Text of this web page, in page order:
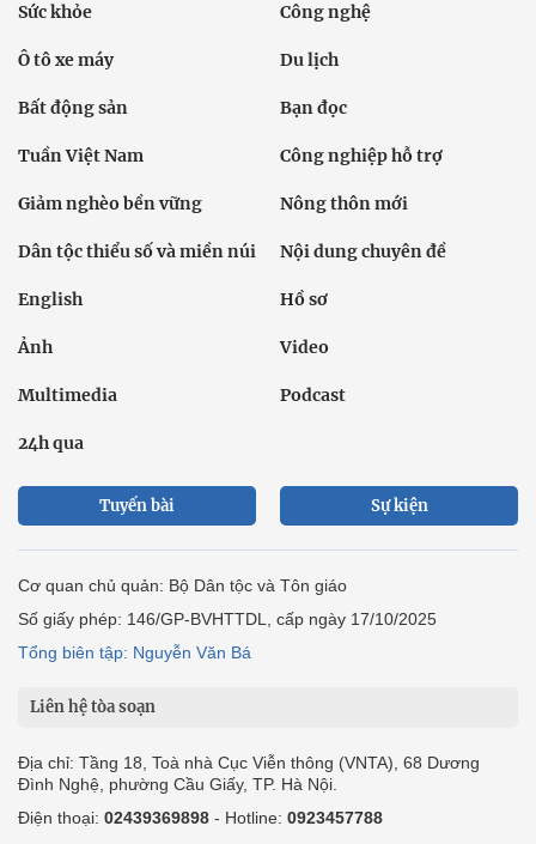
Sức khỏe Công nghệ
Ô tô xe máy Du lịch
Bất động sản Bạn đọc
Tuần Việt Nam Công nghiệp hỗ trợ
Giảm nghèo bền vững Nông thôn mới
Dân tộc thiểu số và miền núi Nội dung chuyên đề
English Hồ sơ
Ảnh Video
Multimedia Podcast
24h qua
Tuyến bài Sự kiện
Cơ quan chủ quản: Bộ Dân tộc và Tôn giáo
Số giấy phép: 146/GP-BVHTTDL, cấp ngày 17/10/2025
Tổng biên tập: Nguyễn Văn Bá
Liên hệ tòa soạn
Địa chỉ: Tầng 18, Toà nhà Cục Viễn thông (VNTA), 68 Dương
Đình Nghệ, phường Cầu Giấy, TP. Hà Nội.
Điện thoại: 02439369898 - Hotline: 0923457788